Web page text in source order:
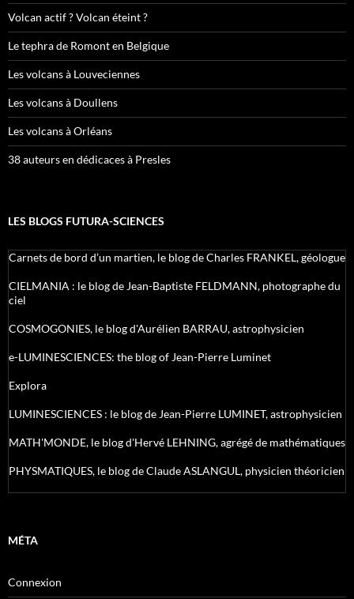
Volcan actif ? Volcan éteint ?
Le tephra de Romont en Belgique
Les volcans à Louveciennes
Les volcans à Doullens
Les volcans à Orléans
38 auteurs en dédicaces à Presles
LES BLOGS FUTURA-SCIENCES
Carnets de bord d’un martien, le blog de Charles FRANKEL, géologue
CIELMANIA : le blog de Jean-Baptiste FELDMANN, photographe du
ciel
COSMOGONIES, le blog d'Aurélien BARRAU, astrophysicien
e-LUMINESCIENCES: the blog of Jean-Pierre Luminet
Explora
LUMINESCIENCES : le blog de Jean-Pierre LUMINET, astrophysicien
MATH'MONDE, le blog d'Hervé LEHNING, agrégé de mathématiques
PHYSMATIQUES, le blog de Claude ASLANGUL, physicien théoricien
MÉTA
Connexion